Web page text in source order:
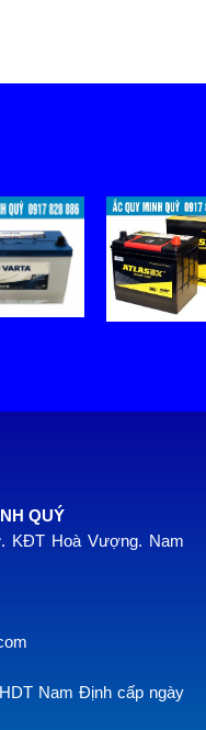
QUÝ
KĐT Hoà Vượng. Nam
Nam Định cấp ngày